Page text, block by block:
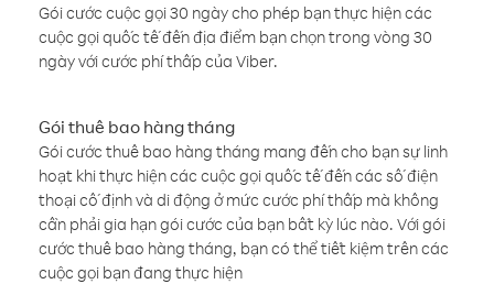
Gói cước cuộc gọi 30 ngày cho phép bạn thực hiện các
cuộc gọi quốc tế đến địa điểm bạn chọn trong vòng 30
ngày với cước phí thấp của Viber.
Gói thuê bao hàng tháng
Gói cước thuê bao hàng tháng mang đến cho bạn sự linh
hoạt khi thực hiện các cuộc gọi quốc tế đến các số điện
thoại cố định và di động ở mức cước phí thấp mà không
cần phải gia hạn gói cước của bạn bất kỳ lúc nào. Với gói
cước thuê bao hàng tháng, bạn có thể tiết kiệm trên các
cuộc gọi bạn đang thực hiện